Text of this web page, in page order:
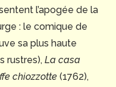
l’apogée de la
: le comique de
sa plus haute
rustres), La casa
chiozzotte (1762),